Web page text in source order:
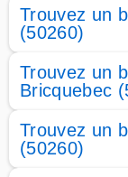
Trouvez un
(50260)
Trouvez un
Bricquebec
Trouvez un
(50260)